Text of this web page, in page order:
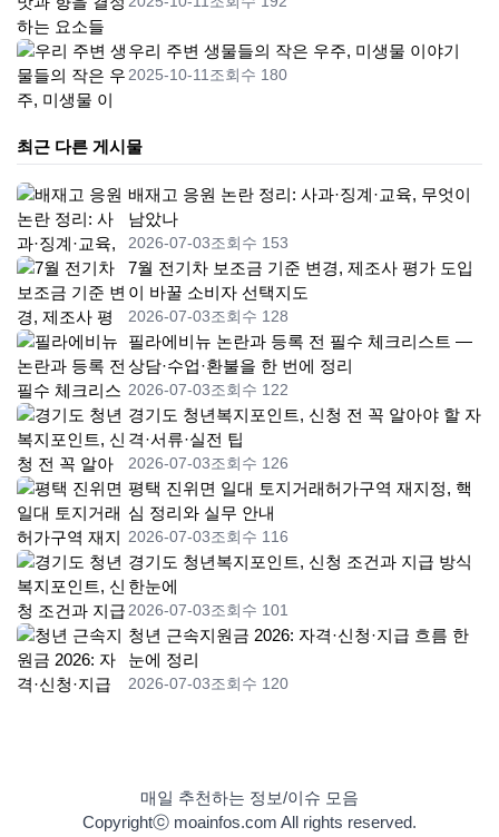
우리 주변 생물들의 작은 우주, 미생물 이야기
2025-10-11조회수 180
최근 다른 게시물
배재고 응원 논란 정리: 사과·징계·교육, 무엇이
남았나
2026-07-03조회수 153
7월 전기차 보조금 기준 변경, 제조사 평가 도입
이 바꿀 소비자 선택지도
2026-07-03조회수 128
필라에비뉴 논란과 등록 전 필수 체크리스트 —
상담·수업·환불을 한 번에 정리
2026-07-03조회수 122
경기도 청년복지포인트, 신청 전 꼭 알아야 할 자
격·서류·실전 팁
2026-07-03조회수 126
평택 진위면 일대 토지거래허가구역 재지정, 핵
심 정리와 실무 안내
2026-07-03조회수 116
경기도 청년복지포인트, 신청 조건과 지급 방식
한눈에
2026-07-03조회수 101
청년 근속지원금 2026: 자격·신청·지급 흐름 한
눈에 정리
2026-07-03조회수 120
매일 추천하는 정보/이슈 모음
Copyrightⓒ moainfos.com All rights reserved.